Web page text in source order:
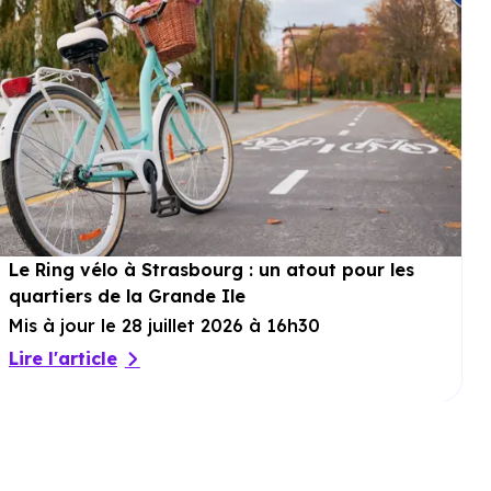
motorisés. Chaque détail a été pensé pour
simplifier le quotidien et garantir un habitat
moderne et économique. La résidence
intègre également un ascenseur, des
parkings et garages privatifs, des caves et
unlocal à vélos . Les accès PMR et la
sécurité des espaces communs complètent
cet ensemble harmonieux, conçu pour un
confort durable dans un cadre serein. Prix
indiqué HORS STATIONNEMENT, voir
conditions*
Le Ring vélo à Strasbourg : un atout pour les
quartiers de la Grande Ile
Mis à jour le 28 juillet 2026 à 16h30
Lire l'article